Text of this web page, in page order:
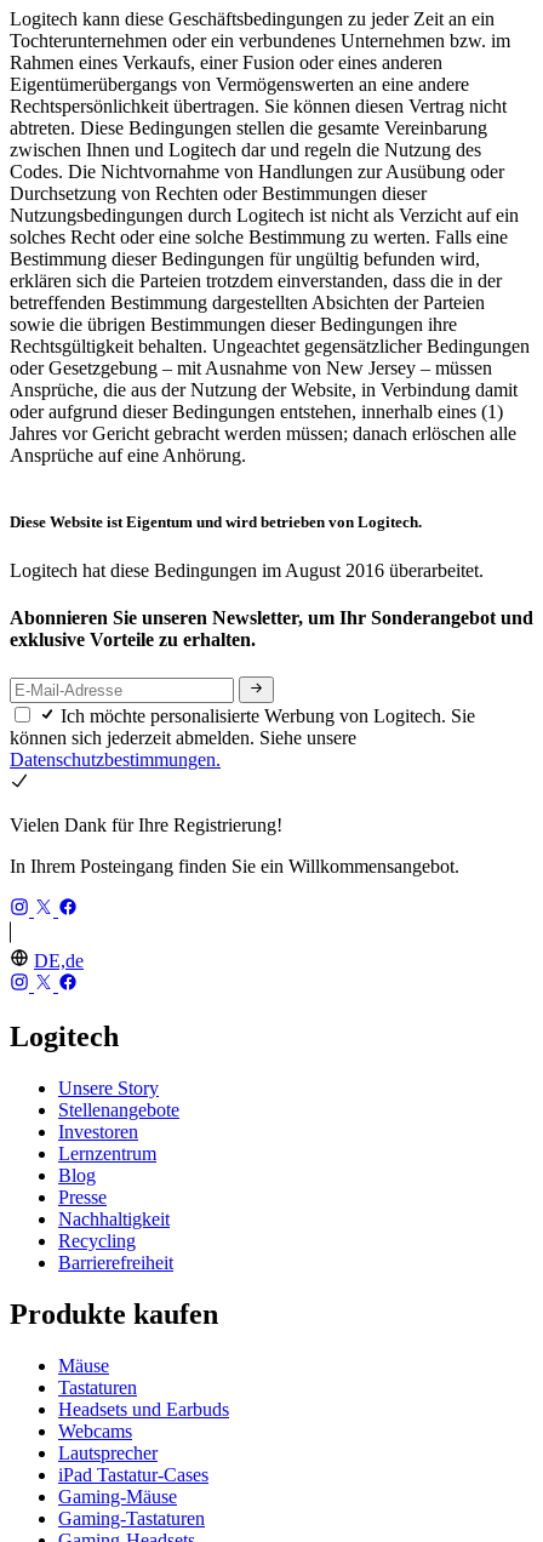
Logitech kann diese Geschäftsbedingungen zu jeder Zeit an ein
Tochterunternehmen oder ein verbundenes Unternehmen bzw. im
Rahmen eines Verkaufs, einer Fusion oder eines anderen
Eigentümerübergangs von Vermögenswerten an eine andere
Rechtspersönlichkeit übertragen. Sie können diesen Vertrag nicht
abtreten. Diese Bedingungen stellen die gesamte Vereinbarung
zwischen Ihnen und Logitech dar und regeln die Nutzung des
Codes. Die Nichtvornahme von Handlungen zur Ausübung oder
Durchsetzung von Rechten oder Bestimmungen dieser
Nutzungsbedingungen durch Logitech ist nicht als Verzicht auf ein
solches Recht oder eine solche Bestimmung zu werten. Falls eine
Bestimmung dieser Bedingungen für ungültig befunden wird,
erklären sich die Parteien trotzdem einverstanden, dass die in der
betreffenden Bestimmung dargestellten Absichten der Parteien
sowie die übrigen Bestimmungen dieser Bedingungen ihre
Rechtsgültigkeit behalten. Ungeachtet gegensätzlicher Bedingungen
oder Gesetzgebung – mit Ausnahme von New Jersey – müssen
Ansprüche, die aus der Nutzung der Website, in Verbindung damit
oder aufgrund dieser Bedingungen entstehen, innerhalb eines (1)
Jahres vor Gericht gebracht werden müssen; danach erlöschen alle
Ansprüche auf eine Anhörung.
Diese Website ist Eigentum und wird betrieben von Logitech.
Logitech hat diese Bedingungen im August 2016 überarbeitet.
Abonnieren Sie unseren Newsletter, um Ihr Sonderangebot und
exklusive Vorteile zu erhalten.
Ich möchte personalisierte Werbung von Logitech. Sie
können sich jederzeit abmelden. Siehe unsere
Datenschutzbestimmungen.
Vielen Dank für Ihre Registrierung!
In Ihrem Posteingang finden Sie ein Willkommensangebot.
DE,de
Logitech
Unsere Story
Stellenangebote
Investoren
Lernzentrum
Blog
Presse
Nachhaltigkeit
Recycling
Barrierefreiheit
Produkte kaufen
Mäuse
Tastaturen
Headsets und Earbuds
Webcams
Lautsprecher
iPad Tastatur-Cases
Gaming-Mäuse
Gaming-Tastaturen